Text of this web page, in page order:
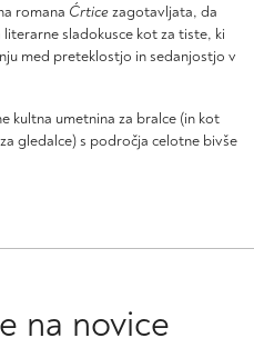
romana Ćrticezagotavljata, da
sladokusce kot za tiste, ki
med preteklostjo in sedanjostjo v
kultna umetnina za bralce (in kot
gledalce) s področja celotne bivše
na novice